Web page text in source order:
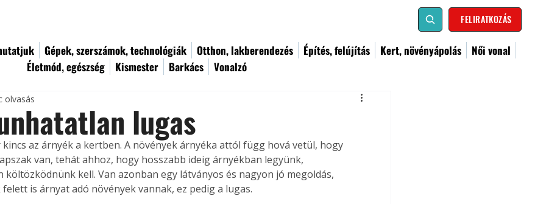
FELIRATKOZÁS
Gépek, szerszámok, technológiák Otthon, lakberendezés Építés, felújítás Kert, növényápolás
Női vonal
Életmód, egészség
Kismester Barkács Vonalzó
lugas
olvasás
az árnyék a kertben. A növények árnyéka attól függ hová vetül, hogy
van, tehát ahhoz, hogy hosszabb ideig árnyékban legyünk,
költözködnünk kell. Van azonban egy látványos és nagyon jó megoldás,
is árnyat adó növények vannak, ez pedig a lugas.